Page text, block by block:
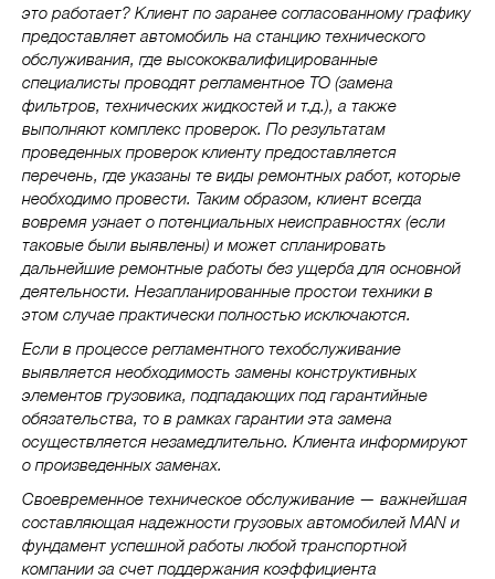
это работает? Клиент по заранее согласованному графику
предоставляет автомобиль на станцию технического
обслуживания, где высококвалифицированные
специалисты проводят регламентное ТО (замена
фильтров, технических жидкостей и т.д.), а также
выполняют комплекс проверок. По результатам
проведенных проверок клиенту предоставляется
перечень, где указаны те виды ремонтных работ, которые
необходимо провести. Таким образом, клиент всегда
вовремя узнает о потенциальных неисправностях (если
таковые были выявлены) и может спланировать
дальнейшие ремонтные работы без ущерба для основной
деятельности. Незапланированные простои техники в
этом случае практически полностью исключаются.
Если в процессе регламентного техобслуживание
выявляется необходимость замены конструктивных
элементов грузовика, подпадающих под гарантийные
обязательства, то в рамках гарантии эта замена
осуществляется незамедлительно. Клиента информируют
о произведенных заменах.
Своевременное техническое обслуживание — важнейшая
составляющая надежности грузовых автомобилей MAN и
фундамент успешной работы любой транспортной
компании за счет поддержания коэффициента